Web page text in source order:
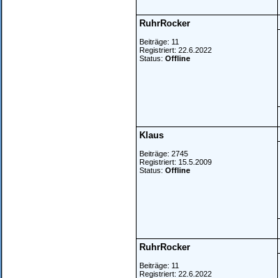
RuhrRocker
Beiträge: 11
Registriert: 22.6.2022
Status: Offline
Klaus
Beiträge: 2745
Registriert: 15.5.2009
Status: Offline
RuhrRocker
Beiträge: 11
Registriert: 22.6.2022